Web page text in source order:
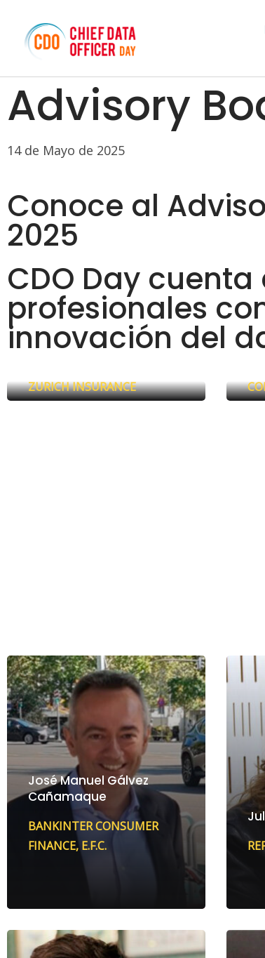
Advisory
14 de Mayo de 2025
Conoce al
2025
CDO Day
profesionales
innovación del
ZURICH INSURANCE
José Manuel Gálvez
Cañamaque
BANKINTER CONSUMER
FINANCE, E.F.C.